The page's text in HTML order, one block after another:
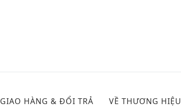
GIAO HÀNG & ĐỔI TRẢ VỀ THƯƠNG HIỆU